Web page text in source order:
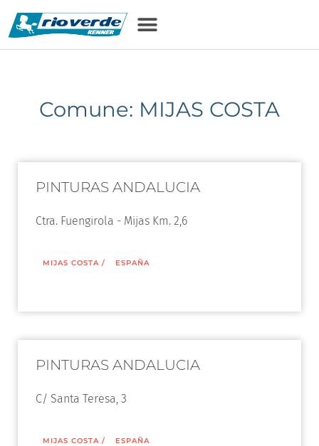
Comune: MIJAS COSTA
PINTURAS ANDALUCIA
Ctra. Fuengirola - Mijas Km. 2,6
MIJAS COSTA / ESPAÑA
PINTURAS ANDALUCIA
C/ Santa Teresa, 3
MIJAS COSTA / ESPAÑA